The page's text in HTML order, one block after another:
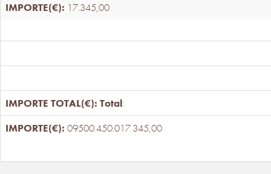
17.345,00
Total:
09500.450.017.345,00